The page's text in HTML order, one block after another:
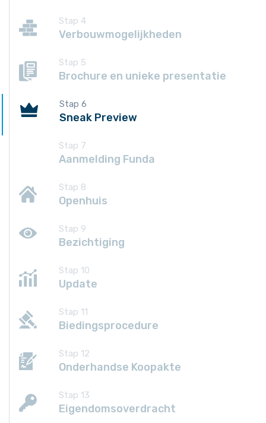
Verbouwmogelijkheden
Stap 4
Brochure en unieke presentatie
Stap 5
Sneak Preview
Stap 6
Aanmelding Funda
Stap 7
Openhuis
Stap 8
Bezichtiging
Stap 9
Update
Stap 10
Biedingsprocedure
Stap 11
Onderhandse Koopakte
Stap 12
Eigendomsoverdracht
Stap 13